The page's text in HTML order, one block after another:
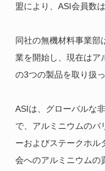
盟により、ASI会員数
同社の無機材料事業部
業を開始し、現在はア
の3つの製品を取り扱っ
ASIは、グローバルな
で、アルミニウムのバ
ーおよびステークホル
会へのアルミニウムの